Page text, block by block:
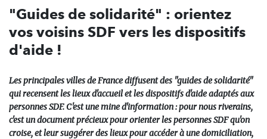
"Guides de solidarité" : orientez
vos voisins SDF vers les dispositifs
d'aide !
Les principales villes de France diffusent des "guides de solidarité"
qui recensent les lieux d'accueil et les dispositifs d'aide adaptés aux
personnes SDF. C'est une mine d'information : pour nous riverains,
c'est un document précieux pour orienter les personnes SDF qu'on
croise, et leur suggérer des lieux pour accéder à une domiciliation,